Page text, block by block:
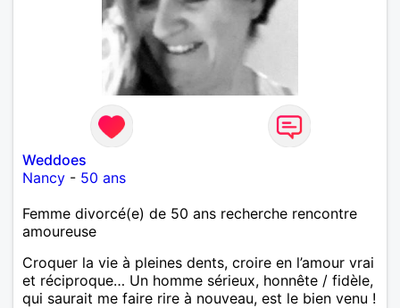
Weddoes
Nancy - 50 ans
Femme divorcé(e) de 50 ans recherche rencontre
amoureuse
Croquer la vie à pleines dents, croire en l’amour vrai
et réciproque… Un homme sérieux, honnête / fidèle,
qui saurait me faire rire à nouveau, est le bien venu !